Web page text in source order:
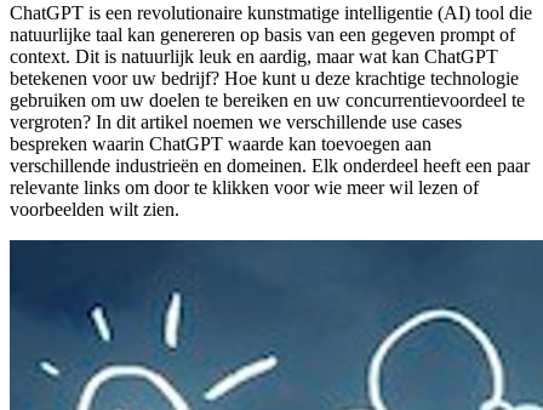
ChatGPT is een revolutionaire kunstmatige intelligentie (AI) tool die
natuurlijke taal kan genereren op basis van een gegeven prompt of
context. Dit is natuurlijk leuk en aardig, maar wat kan ChatGPT
betekenen voor uw bedrijf? Hoe kunt u deze krachtige technologie
gebruiken om uw doelen te bereiken en uw concurrentievoordeel te
vergroten? In dit artikel noemen we verschillende use cases
bespreken waarin ChatGPT waarde kan toevoegen aan
verschillende industrieën en domeinen. Elk onderdeel heeft een paar
relevante links om door te klikken voor wie meer wil lezen of
voorbeelden wilt zien.